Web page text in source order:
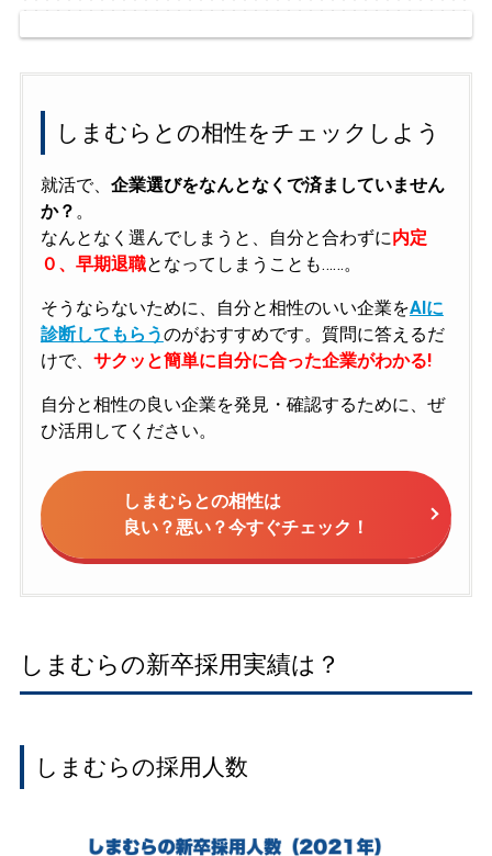
しまむらとの相性をチェックしよう
就活で、 企業選びをなんとなくで済ましていません
か？ 。
なんとなく選んでしまうと、自分と合わずに内定
０、早期退職となってしまうことも……。
そうならないために、自分と相性のいい企業をAIに
診断してもらうのがおすすめです。質問に答えるだ
けで、 サクッと簡単に自分に合った企業がわかる!
自分と相性の良い企業を発見・確認するために、ぜ
ひ活用してください。
しまむらとの相性は
良い？悪い？今すぐチェック！
しまむらの新卒採用実績は？
しまむらの採用人数